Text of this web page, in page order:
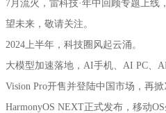
7月流火，雷科技·年中回顾专题上
望未来，敬请关注。
2024上半年，科技圈风起云涌。
大模型加速落地，AI手机、AI PC
Vision Pro开售并登陆中国市场，再掀
HarmonyOS NEXT正式发布，移动OS